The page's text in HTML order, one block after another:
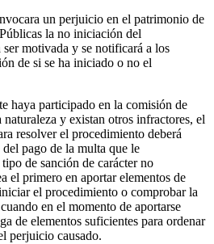
un perjuicio en el patrimonio de
la no iniciación del
motivada y se notificará a los
de si se ha iniciado o no el
haya participado en la comisión de
y existan otros infractores, el
resolver el procedimiento deberá
pago de la multa que le
de sanción de carácter no
el primero en aportar elementos de
el procedimiento o comprobar la
en el momento de aportarse
de elementos suficientes para ordenar
perjuicio causado.